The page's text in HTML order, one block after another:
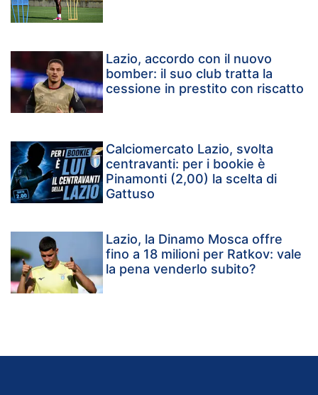
Lazio, accordo con il nuovo
bomber: il suo club tratta la
cessione in prestito con riscatto
Calciomercato Lazio, svolta
centravanti: per i bookie è
Pinamonti (2,00) la scelta di
Gattuso
Lazio, la Dinamo Mosca offre
fino a 18 milioni per Ratkov: vale
la pena venderlo subito?